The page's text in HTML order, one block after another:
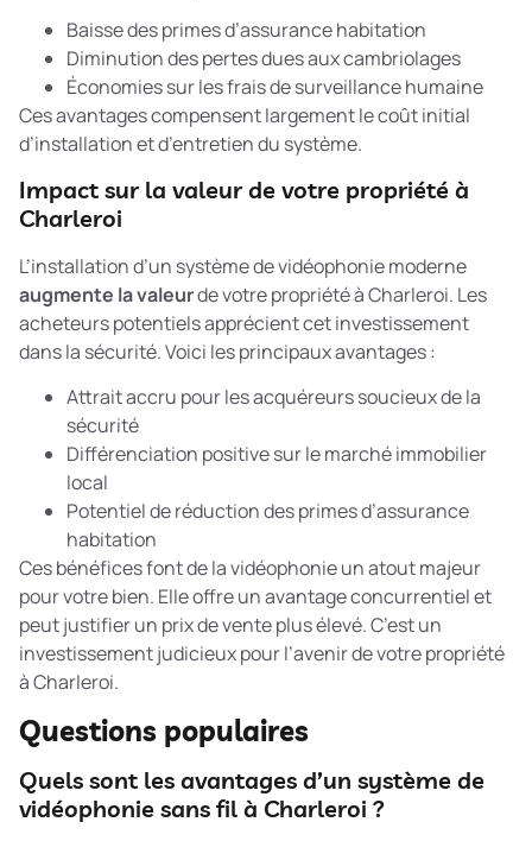
Baisse des primes d’assurance habitation
Diminution des pertes dues aux cambriolages
Économies sur les frais de surveillance humaine
Ces avantages compensent largement le coût initial
d’installation et d’entretien du système.
Impact sur la valeur de votre propriété à
Charleroi
L’installation d’un système de vidéophonie moderne
augmente la valeurde votre propriété à Charleroi. Les
acheteurs potentiels apprécient cet investissement
dans la sécurité. Voici les principaux avantages :
Attrait accru pour les acquéreurs soucieux de la
sécurité
Différenciation positive sur le marché immobilier
local
Potentiel de réduction des primes d’assurance
habitation
Ces bénéfices font de la vidéophonie un atout majeur
pour votre bien. Elle offre un avantage concurrentiel et
peut justifier un prix de vente plus élevé. C’est un
investissement judicieux pour l’avenir de votre propriété
à Charleroi.
Questions populaires
Quels sont les avantages d’un système de
vidéophonie sans fil à Charleroi ?